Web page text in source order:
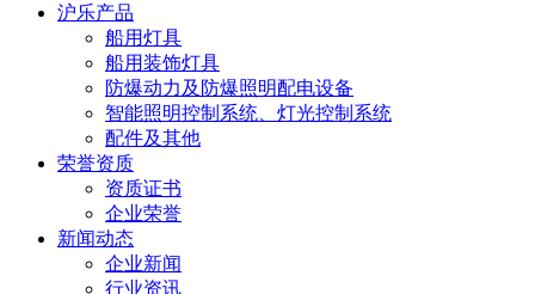
沪乐产品
船用灯具
船用装饰灯具
防爆动力及防爆照明配电设备
智能照明控制系统、灯光控制系统
配件及其他
荣誉资质
资质证书
企业荣誉
新闻动态
企业新闻
行业资讯